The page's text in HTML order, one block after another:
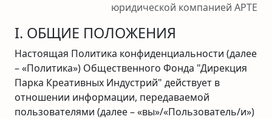
юридической компанией АРТЕ
I. ОБЩИЕ ПОЛОЖЕНИЯ
Настоящая Политика конфиденциальности (далее
– «Политика») Общественного Фонда "Дирекция
Парка Креативных Индустрий" действует в
отношении информации, передаваемой
пользователями (далее – «вы»/«Пользователь/и»)